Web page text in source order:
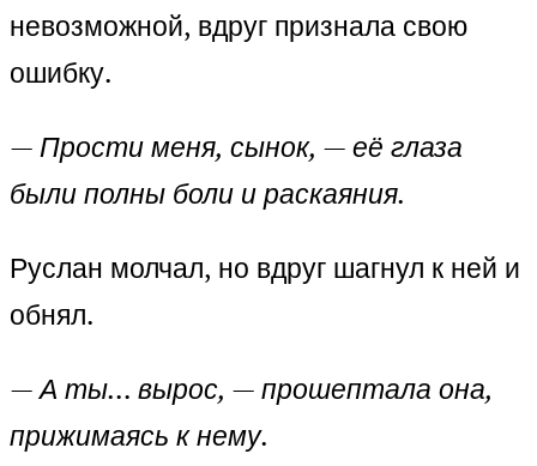
невозможной, вдруг признала свою
ошибку.
— Прости меня, сынок, — её глаза
были полны боли и раскаяния.
Руслан молчал, но вдруг шагнул к ней и
обнял.
— А ты… вырос, — прошептала она,
прижимаясь к нему.